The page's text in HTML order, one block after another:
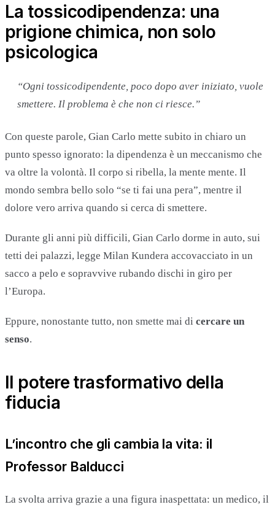
La tossicodipendenza: una
prigione chimica, non solo
psicologica
“Ogni tossicodipendente, poco dopo aver iniziato, vuole
smettere. Il problema è che non ci riesce.”
Con queste parole, Gian Carlo mette subito in chiaro un
punto spesso ignorato: la dipendenza è un meccanismo che
va oltre la volontà. Il corpo si ribella, la mente mente. Il
mondo sembra bello solo “se ti fai una pera”, mentre il
dolore vero arriva quando si cerca di smettere.
Durante gli anni più difficili, Gian Carlo dorme in auto, sui
tetti dei palazzi, legge Milan Kundera accovacciato in un
sacco a pelo e sopravvive rubando dischi in giro per
l’Europa.
Eppure, nonostante tutto, non smette mai di cercare un
senso.
Il potere trasformativo della
fiducia
L’incontro che gli cambia la vita: il
Professor Balducci
La svolta arriva grazie a una figura inaspettata: un medico, il